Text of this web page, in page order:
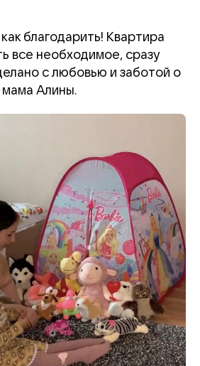
благодарить! Квартира
все необходимое, сразу
с любовью и заботой о
мама Алины.